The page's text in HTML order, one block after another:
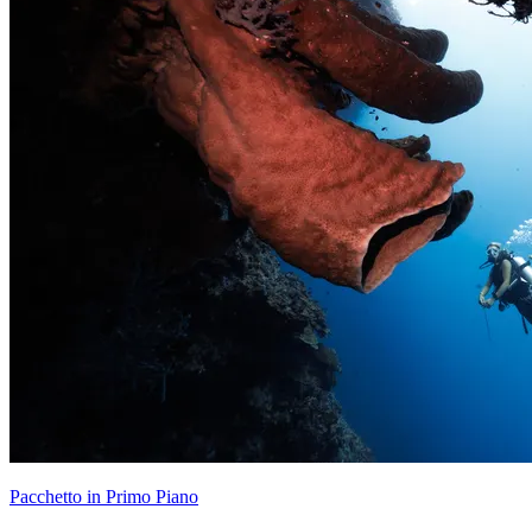
Pacchetto in Primo Piano